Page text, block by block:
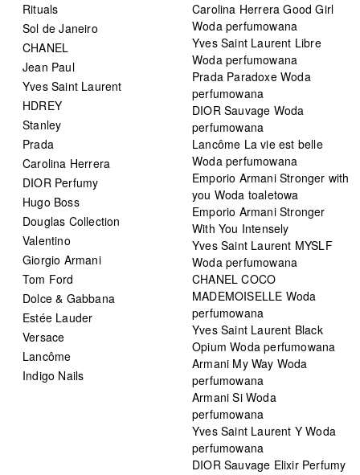
Rituals
Sol de Janeiro
CHANEL
Jean Paul
Yves Saint Laurent
HDREY
Stanley
Prada
Carolina Herrera
DIOR Perfumy
Hugo Boss
Douglas Collection
Valentino
Giorgio Armani
Tom Ford
Dolce & Gabbana
Estée Lauder
Versace
Lancôme
Indigo Nails
Carolina Herrera Good Girl
Woda perfumowana
Yves Saint Laurent Libre
Woda perfumowana
Prada Paradoxe Woda
perfumowana
DIOR Sauvage Woda
perfumowana
Lancôme La vie est belle
Woda perfumowana
Emporio Armani Stronger with
you Woda toaletowa
Emporio Armani Stronger
With You Intensely
Yves Saint Laurent MYSLF
Woda perfumowana
CHANEL COCO
MADEMOISELLE Woda
perfumowana
Yves Saint Laurent Black
Opium Woda perfumowana
Armani My Way Woda
perfumowana
Armani Si Woda
perfumowana
Yves Saint Laurent Y Woda
perfumowana
DIOR Sauvage Elixir Perfumy